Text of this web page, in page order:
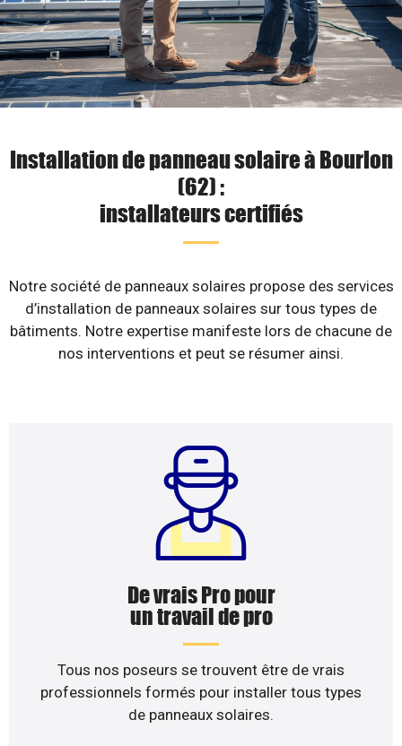
Installation de panneau solaire à Bourlon
(62) :
installateurs certifiés
Notre société de panneaux solaires propose des services
d’installation de panneaux solaires sur tous types de
bâtiments. Notre expertise manifeste lors de chacune de
nos interventions et peut se résumer ainsi.
De vrais Pro pour
un travail de pro
Tous nos poseurs se trouvent être de vrais
professionnels formés pour installer tous types
de panneaux solaires.